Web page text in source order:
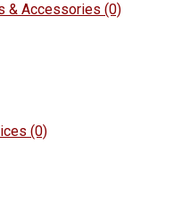
& Accessories (0)
(0)